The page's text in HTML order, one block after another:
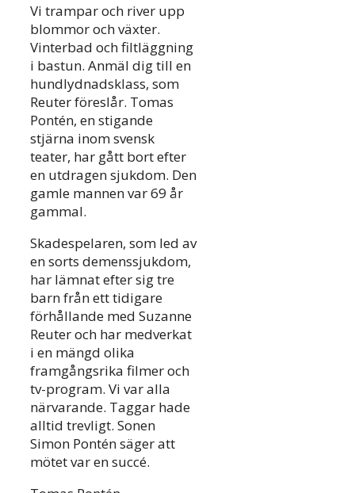
Vi trampar och river upp
blommor och växter.
Vinterbad och filtläggning
i bastun. Anmäl dig till en
hundlydnadsklass, som
Reuter föreslår. Tomas
Pontén, en stigande
stjärna inom svensk
teater, har gått bort efter
en utdragen sjukdom. Den
gamle mannen var 69 år
gammal.
Skadespelaren, som led av
en sorts demenssjukdom,
har lämnat efter sig tre
barn från ett tidigare
förhållande med Suzanne
Reuter och har medverkat
i en mängd olika
framgångsrika filmer och
tv-program. Vi var alla
närvarande. Taggar hade
alltid trevligt. Sonen
Simon Pontén säger att
mötet var en succé.